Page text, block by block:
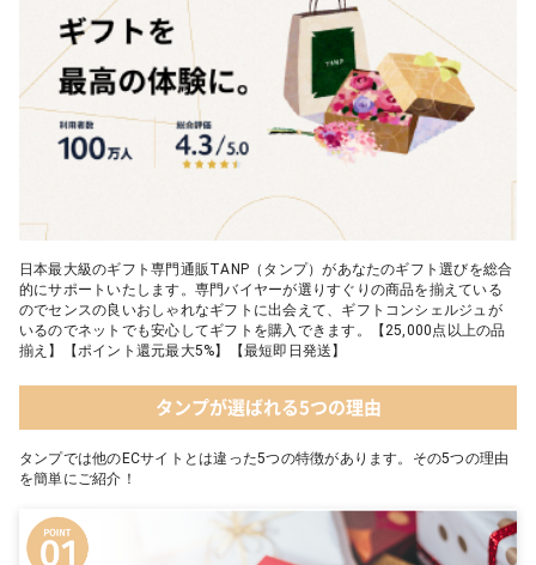
日本最大級のギフト専門通販TANP（タンプ）があなたのギフト選びを総合
的にサポートいたします。専門バイヤーが選りすぐりの商品を揃えている
のでセンスの良いおしゃれなギフトに出会えて、ギフトコンシェルジュが
いるのでネットでも安心してギフトを購入できます。【25,000点以上の品
揃え】【ポイント還元最大5%】【最短即日発送】
タンプが選ばれる5つの理由
タンプでは他のECサイトとは違った5つの特徴があります。その5つの理由
を簡単にご紹介！